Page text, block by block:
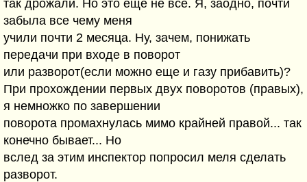
так дрожали. Но это еще не все. Я, заодно, почти
забыла все чему меня
учили почти 2 месяца. Ну, зачем, понижать
передачи при входе в поворот
или разворот(если можно еще и газу прибавить)?
При прохождении первых двух поворотов (правых),
я немножко по завершении
поворота промахнулась мимо крайней правой... так
конечно бывает... Но
вслед за этим инспектор попросил меля сделать
разворот.